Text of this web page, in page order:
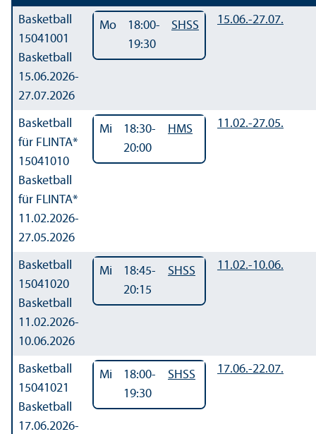
Basketball
15041001
Basketball
15.06.2026-
27.07.2026
Mo
18:00-
19:30
SHSS 15.06.-27.07.
Basketball
für FLINTA*
15041010
Basketball
für FLINTA*
11.02.2026-
27.05.2026
Mi
18:30-
20:00
HMS 11.02.-27.05.
Basketball
15041020
Basketball
11.02.2026-
10.06.2026
Mi
18:45-
20:15
SHSS 11.02.-10.06.
Basketball
15041021
Basketball
17.06.2026-
Mi
18:00-
19:30
SHSS 17.06.-22.07.